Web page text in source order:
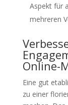
Aspekt für
mehreren
Online-
Eine gut
zu einer